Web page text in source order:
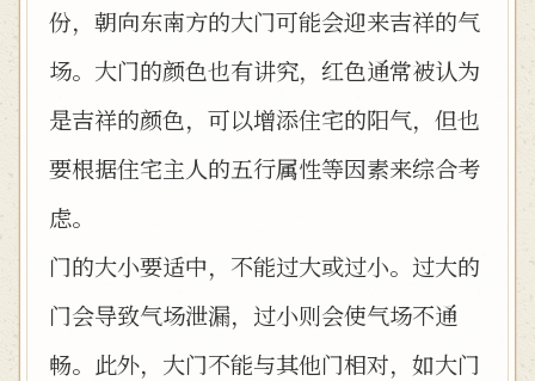
份，朝向东南方的大门可能会迎来吉祥的气
场。大门的颜色也有讲究，红色通常被认为
是吉祥的颜色，可以增添住宅的阳气，但也
要根据住宅主人的五行属性等因素来综合考
虑。
门的大小要适中，不能过大或过小。过大的
门会导致气场泄漏，过小则会使气场不通
畅。此外，大门不能与其他门相对，如大门